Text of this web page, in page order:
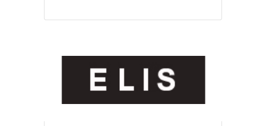
(Ростовской области) и